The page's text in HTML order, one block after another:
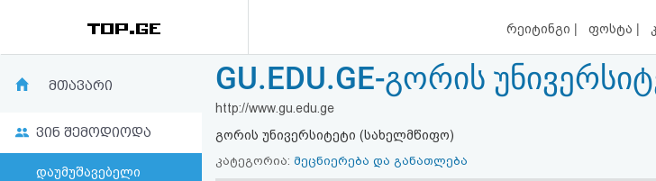
რეიტინგი | ფოსტა |
რეიტინგი
ფოსტა
მთავარი
ვინ შემოდიოდა
დაუმუშავებელი
GU.EDU.GE-გორის
http://www.gu.edu.ge
გორის უნივერსიტეტი (სახელმწიფო)
კატეგორია: მეცნიერება და განათლება